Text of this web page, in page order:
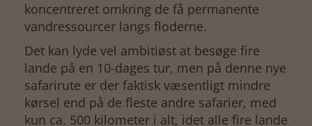
koncentreret omkring de få permanente
vandressourcer langs floderne.
Det kan lyde vel ambitiøst at besøge fire
lande på en 10-dages tur, men på denne nye
safarirute er der faktisk væsentligt mindre
kørsel end på de fleste andre safarier, med
kun ca. 500 kilometer i alt, idet alle fire lande